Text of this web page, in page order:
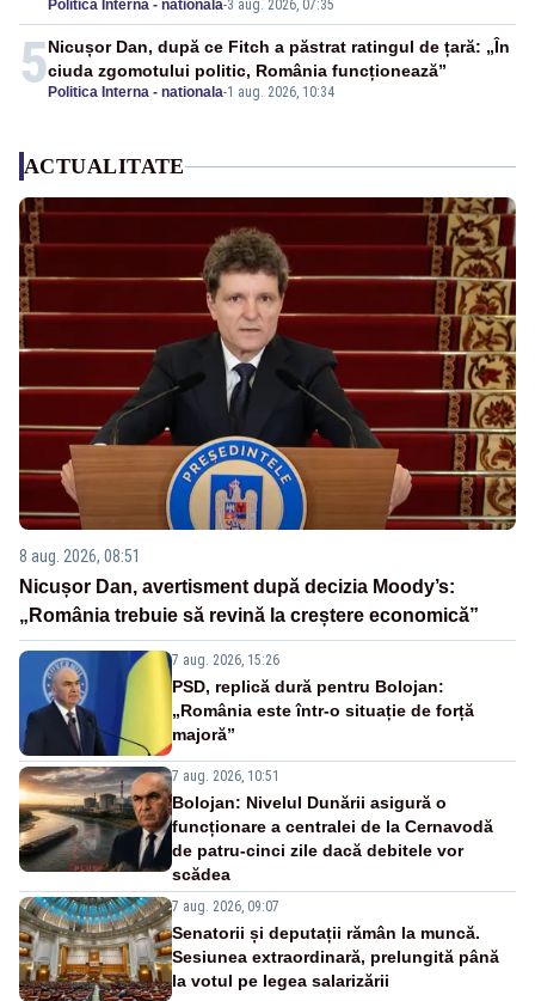
Politica Interna - nationala-3 aug. 2026, 07:35
5 Politica Interna - nationala-1 aug. 2026, 10:34
Nicușor Dan, după ce Fitch a păstrat ratingul de țară: „În
ciuda zgomotului politic, România funcționează”
ACTUALITATE
8 aug. 2026, 08:51
Nicușor Dan, avertisment după decizia Moody’s:
„România trebuie să revină la creștere economică”
7 aug. 2026, 15:26
PSD, replică dură pentru Bolojan:
„România este într-o situație de forță
majoră”
7 aug. 2026, 10:51
Bolojan: Nivelul Dunării asigură o
funcționare a centralei de la Cernavodă
de patru-cinci zile dacă debitele vor
scădea
7 aug. 2026, 09:07
Senatorii și deputații rămân la muncă.
Sesiunea extraordinară, prelungită până
la votul pe legea salarizării